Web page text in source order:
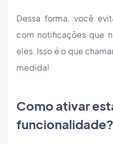
Dessa forma, você
com notificações que
eles. Isso é o que
medida!
Como ativar
funcionalidade?